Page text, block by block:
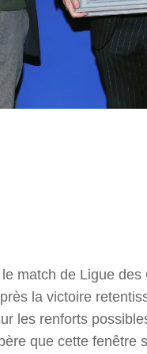
match de Ligue
la victoire
les renforts
que cette